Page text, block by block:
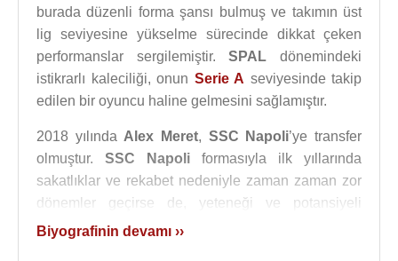
burada düzenli forma şansı bulmuş ve takımın üst
lig seviyesine yükselme sürecinde dikkat çeken
performanslar sergilemiştir.SPAL dönemindeki
istikrarlı kaleciliği, onun Serie A seviyesinde takip
edilen bir oyuncu haline gelmesini sağlamıştır.
2018 yılında Alex Meret, SSC Napoli’ye transfer
olmuştur. SSC Napoli formasıyla ilk yıllarında
sakatlıklar ve rekabet nedeniyle zaman zaman zor
dönemler geçirse de, yeteneği ve potansiyeli
sayesinde takımın önemli kalecilerinden biri olarak
Biyografinin devamı ››